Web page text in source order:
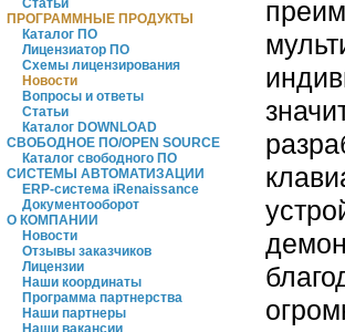
Статьи
ПРОГРАММНЫЕ ПРОДУКТЫ
Каталог ПО
Лицензиатор ПО
Схемы лицензирования
Новости
Вопросы и ответы
Статьи
Каталог DOWNLOAD
СВОБОДНОЕ ПО/OPEN SOURCE
Каталог свободного ПО
СИСТЕМЫ АВТОМАТИЗАЦИИ
ERP-система iRenaissance
Документооборот
О КОМПАНИИ
Новости
Отзывы заказчиков
Лицензии
Наши координаты
Программа партнерства
Наши партнеры
Наши вакансии